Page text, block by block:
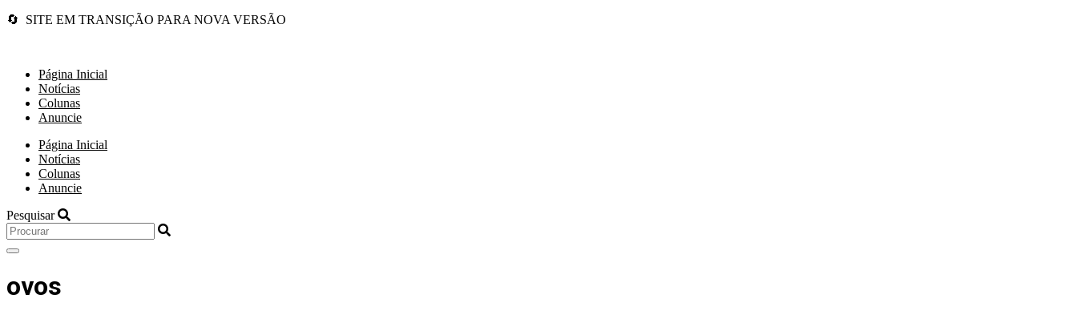
🔄 SITE EM TRANSIÇÃO PARA NOVA VERSÃO
Página Inicial
Notícias
Colunas
Anuncie
Página Inicial
Notícias
Colunas
Anuncie
Pesquisar
ovos